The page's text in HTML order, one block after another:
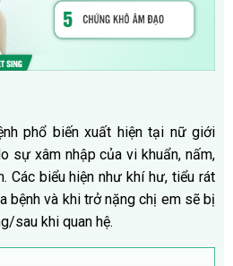
phổ biến xuất hiện tại nữ giới
sự xâm nhập của vi khuẩn, nấm,
Các biểu hiện như khí hư, tiểu rát
bệnh và khi trở nặng chị em sẽ bị
sau khi quan hệ.